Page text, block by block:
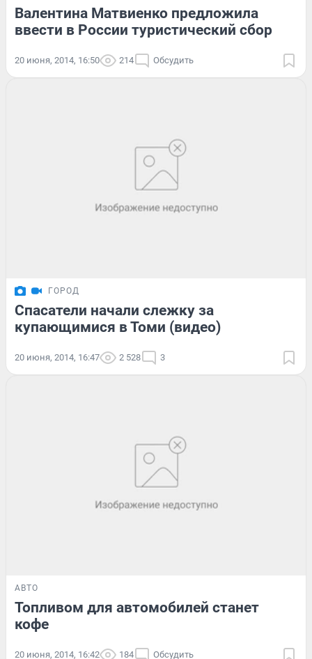
Валентина Матвиенко предложила
ввести в России туристический сбор
20 июня, 2014, 16:50 214 Обсудить
ГОРОД
Спасатели начали слежку за
купающимися в Томи (видео)
20 июня, 2014, 16:47 2 528 3
АВТО
Топливом для автомобилей станет
кофе
20 июня, 2014, 16:42 184 Обсудить